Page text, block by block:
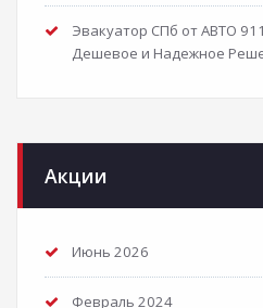
Эвакуатор СПб от АВТО
Дешевое и Надежное
Акции
Июнь 2026
Февраль 2024